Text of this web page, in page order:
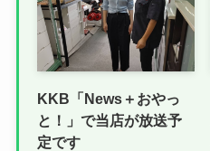
KKB「News＋おやっ
と！」で当店が放送予
定です